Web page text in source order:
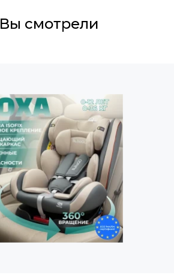
Вы смотрели